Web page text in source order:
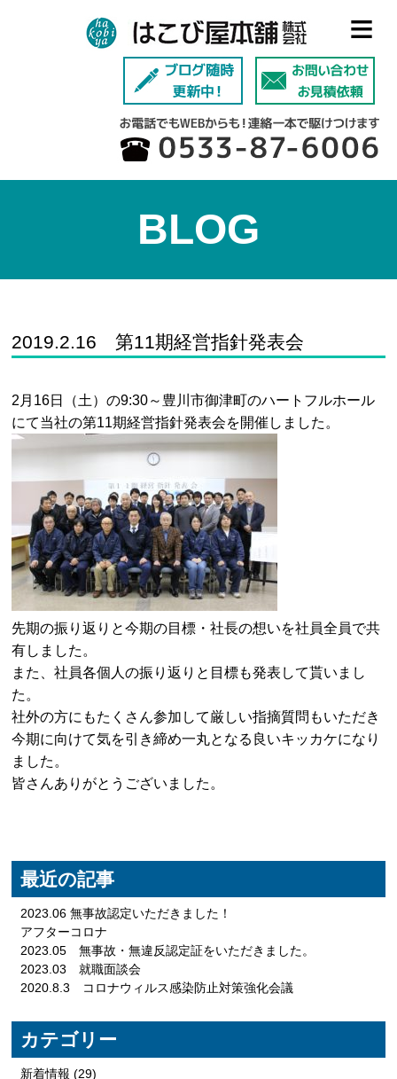
BLOG
2019.2.16 第11期経営指針発表会
2月16日（土）の9:30～豊川市御津町のハートフルホール
にて当社の第11期経営指針発表会を開催しました。
先期の振り返りと今期の目標・社長の想いを社員全員で共
有しました。
また、社員各個人の振り返りと目標も発表して貰いまし
た。
社外の方にもたくさん参加して厳しい指摘質問もいただき
今期に向けて気を引き締め一丸となる良いキッカケになり
ました。
皆さんありがとうございました。
最近の記事
2023.06 無事故認定いただきました！
アフターコロナ
2023.05 無事故・無違反認定証をいただきました。
2023.03 就職面談会
2020.8.3 コロナウィルス感染防止対策強化会議
カテゴリー
新着情報 (29)
≡